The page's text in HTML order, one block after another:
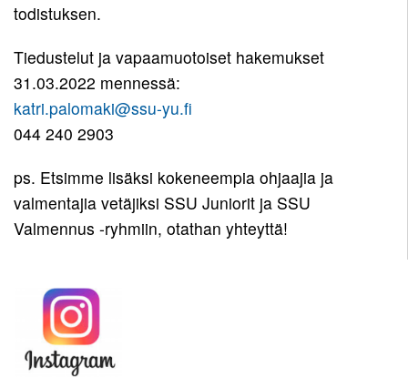
todistuksen.
Tiedustelut ja vapaamuotoiset hakemukset
31.03.2022 mennessä:
katri.palomaki@ssu-yu.fi
044 240 2903
ps. Etsimme lisäksi kokeneempia ohjaajia ja
valmentajia vetäjiksi SSU Juniorit ja SSU
Valmennus -ryhmiin, otathan yhteyttä!